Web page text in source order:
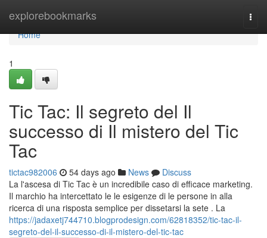
explorebookmarks
Home
Home
1
Tic Tac: Il segreto del Il
successo di Il mistero del Tic
Tac
tictac982006 54 days ago News
Discuss
La l'ascesa di Tic Tac è un incredibile caso di efficace marketing.
Il marchio ha intercettato le le esigenze di le persone in alla
ricerca di una risposta semplice per dissetarsi la sete . La
https://jadaxetj744710.blogprodesign.com/62818352/tic-tac-il-
segreto-del-il-successo-di-il-mistero-del-tic-tac